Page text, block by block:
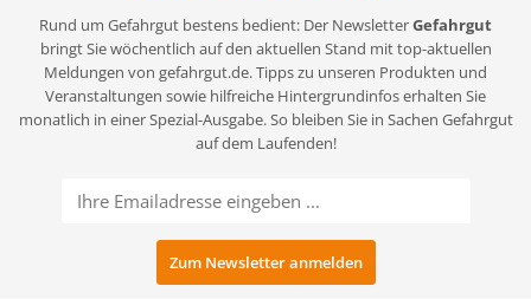
Rund um Gefahrgut bestens bedient: Der NewsletterGefahrgut
bringt Sie wöchentlich auf den aktuellen Stand mit top-aktuellen
Meldungen von gefahrgut.de. Tipps zu unseren Produkten und
Veranstaltungen sowie hilfreiche Hintergrundinfos erhalten Sie
monatlich in einer Spezial-Ausgabe. So bleiben Sie in Sachen Gefahrgut
auf dem Laufenden!